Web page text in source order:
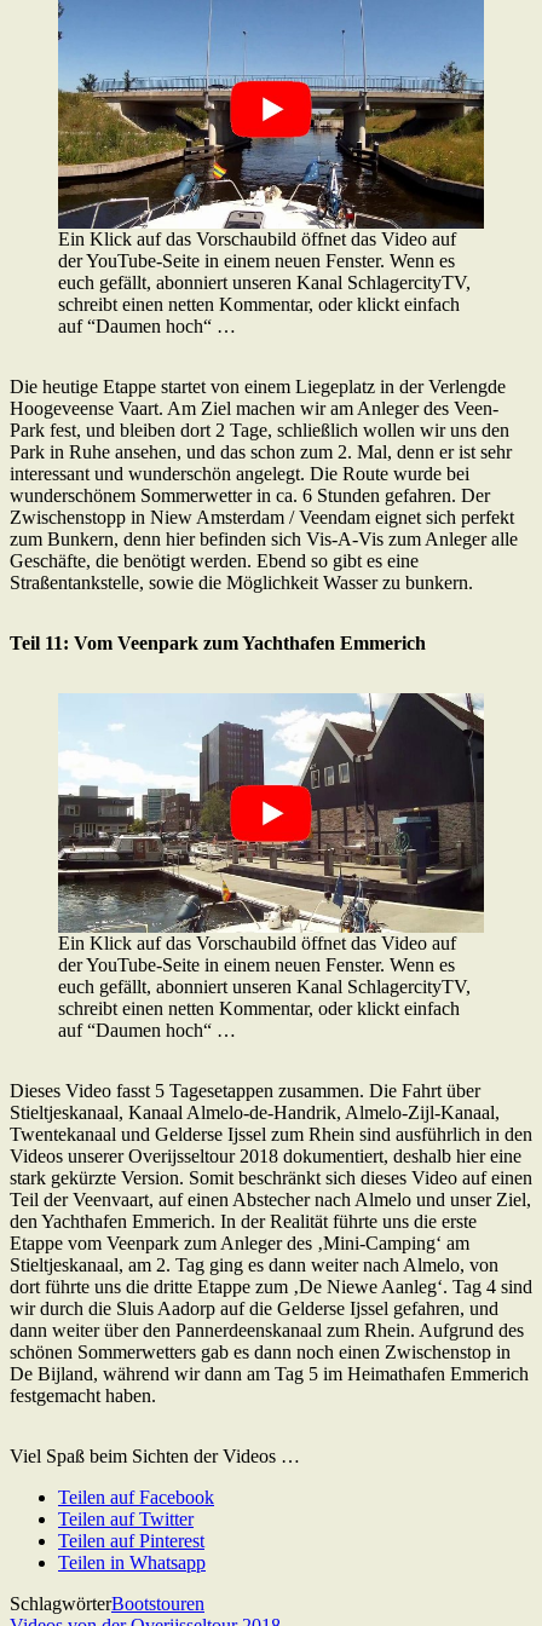
Ein Klick auf das Vorschaubild öffnet das Video auf
der YouTube-Seite in einem neuen Fenster. Wenn es
euch gefällt, abonniert unseren Kanal SchlagercityTV,
schreibt einen netten Kommentar, oder klickt einfach
auf “Daumen hoch“ …
Die heutige Etappe startet von einem Liegeplatz in der Verlengde
Hoogeveense Vaart. Am Ziel machen wir am Anleger des Veen-
Park fest, und bleiben dort 2 Tage, schließlich wollen wir uns den
Park in Ruhe ansehen, und das schon zum 2. Mal, denn er ist sehr
interessant und wunderschön angelegt. Die Route wurde bei
wunderschönem Sommerwetter in ca. 6 Stunden gefahren. Der
Zwischenstopp in Niew Amsterdam / Veendam eignet sich perfekt
zum Bunkern, denn hier befinden sich Vis-A-Vis zum Anleger alle
Geschäfte, die benötigt werden. Ebend so gibt es eine
Straßentankstelle, sowie die Möglichkeit Wasser zu bunkern.
Teil 11: Vom Veenpark zum Yachthafen Emmerich
Ein Klick auf das Vorschaubild öffnet das Video auf
der YouTube-Seite in einem neuen Fenster. Wenn es
euch gefällt, abonniert unseren Kanal SchlagercityTV,
schreibt einen netten Kommentar, oder klickt einfach
auf “Daumen hoch“ …
Dieses Video fasst 5 Tagesetappen zusammen. Die Fahrt über
Stieltjeskanaal, Kanaal Almelo-de-Handrik, Almelo-Zijl-Kanaal,
Twentekanaal und Gelderse Ijssel zum Rhein sind ausführlich in den
Videos unserer Overijsseltour 2018 dokumentiert, deshalb hier eine
stark gekürzte Version. Somit beschränkt sich dieses Video auf einen
Teil der Veenvaart, auf einen Abstecher nach Almelo und unser Ziel,
den Yachthafen Emmerich. In der Realität führte uns die erste
Etappe vom Veenpark zum Anleger des ‚Mini-Camping‘ am
Stieltjeskanaal, am 2. Tag ging es dann weiter nach Almelo, von
dort führte uns die dritte Etappe zum ‚De Niewe Aanleg‘. Tag 4 sind
wir durch die Sluis Aadorp auf die Gelderse Ijssel gefahren, und
dann weiter über den Pannerdeenskanaal zum Rhein. Aufgrund des
schönen Sommerwetters gab es dann noch einen Zwischenstop in
De Bijland, während wir dann am Tag 5 im Heimathafen Emmerich
festgemacht haben.
Viel Spaß beim Sichten der Videos …
Teilen auf Facebook
Teilen auf Twitter
Teilen auf Pinterest
Teilen in Whatsapp
SchlagwörterBootstouren